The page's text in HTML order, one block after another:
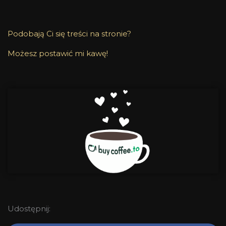
Podobają Ci się treści na stronie?
Możesz postawić mi kawę!
Udostępnij: